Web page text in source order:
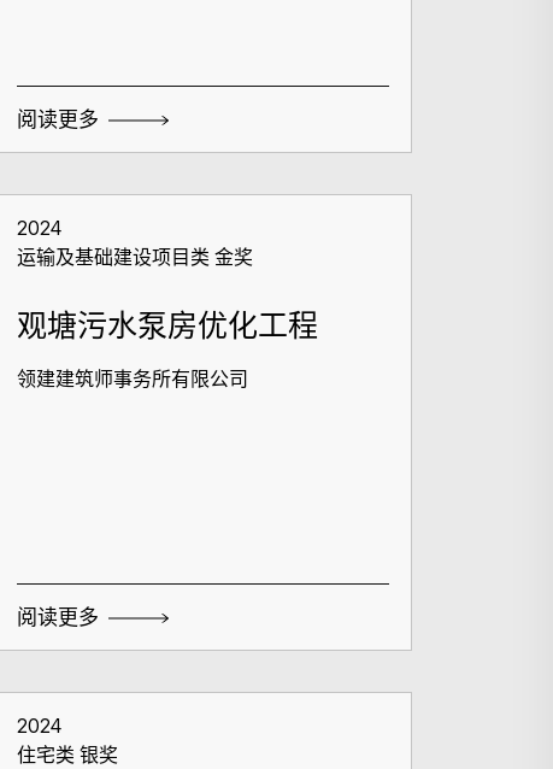
搜寻
阅读更多
2024
运输及基础建设项目类 金奖
观塘污水泵房优化工程
领建建筑师事务所有限公司
阅读更多
2024
住宅类 银奖